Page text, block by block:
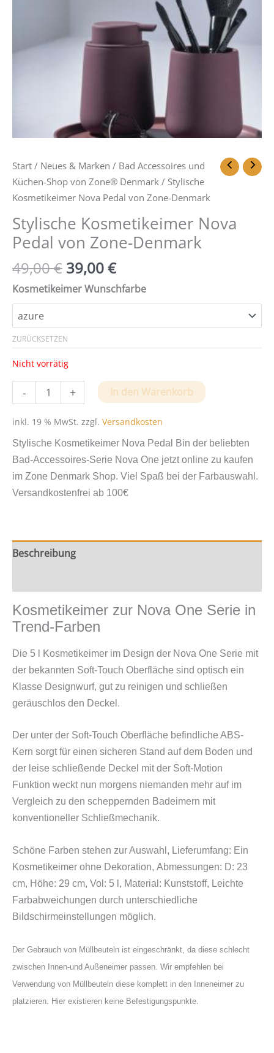
Start / Neues & Marken / Bad Accessoires und
Küchen-Shop von Zone® Denmark / Stylische
Kosmetikeimer Nova Pedal von Zone-Denmark
Stylische Kosmetikeimer Nova
Pedal von Zone-Denmark
49,00€ 39,00€
Kosmetikeimer Wunschfarbe
ZURÜCKSETZEN
Nicht vorrätig
-
Stylische
Kosmetikeimer
Nova
Pedal
von
Denmark
Menge
+ In den Warenkorb
inkl. 19 % MwSt. zzgl. Versandkosten
Stylische Kosmetikeimer Nova Pedal Bin der beliebten
Bad-Accessoires-Serie Nova One jetzt online zu kaufen
im Zone Denmark Shop. Viel Spaß bei der Farbauswahl.
Versandkostenfrei ab 100€
Beschreibung
Kosmetikeimer zur Nova One Serie in
Trend-Farben
Die 5 l Kosmetikeimer im Design der Nova One Serie mit
der bekannten Soft-Touch Oberfläche sind optisch ein
Klasse Designwurf, gut zu reinigen und schließen
geräuschlos den Deckel.
Der unter der Soft-Touch Oberfläche befindliche ABS-
Kern sorgt für einen sicheren Stand auf dem Boden und
der leise schließende Deckel mit der Soft-Motion
Funktion weckt nun morgens niemanden mehr auf im
Vergleich zu den scheppernden Badeimern mit
konventioneller Schließmechanik.
Schöne Farben stehen zur Auswahl, Lieferumfang: Ein
Kosmetikeimer ohne Dekoration, Abmessungen: D: 23
cm, Höhe: 29 cm, Vol: 5 l, Material: Kunststoff, Leichte
Farbabweichungen durch unterschiedliche
Bildschirmeinstellungen möglich.
Der Gebrauch von Müllbeuteln ist eingeschränkt, da diese schlecht
zwischen Innen-und Außeneimer passen. Wir empfehlen bei
Verwendung von Müllbeuteln diese komplett in den Inneneimer zu
platzieren. Hier existieren keine Befestigungspunkte.